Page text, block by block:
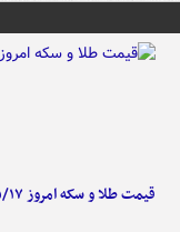
قیمت طلا و سکه امروز ۱۴۰۵/۰۵/۱۷